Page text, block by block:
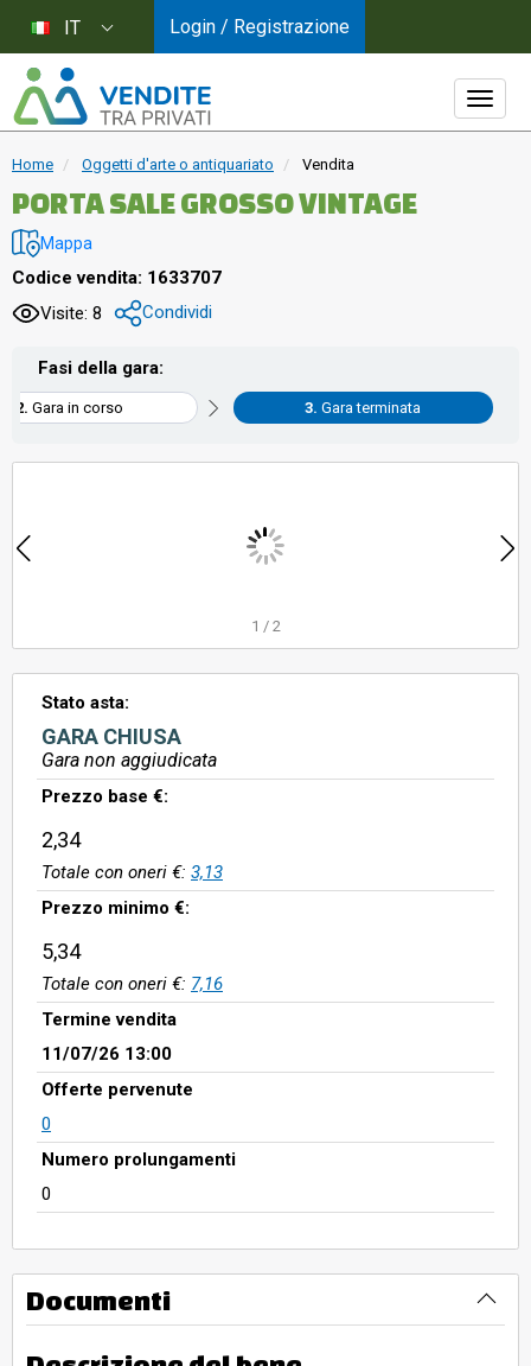
Home Oggetti d'arte o antiquariato Vendita
PORTA SALE GROSSO VINTAGE
Mappa
Codice vendita: 1633707
Visite: 8
Condividi
Fasi della gara:
Gara in corso Gara terminata
1 / 2
Stato asta:
GARA CHIUSA
Gara non aggiudicata
Prezzo base €:
2,34
Totale con oneri €: 3,13
Prezzo minimo €:
5,34
Totale con oneri €: 7,16
Termine vendita
11/07/26 13:00
Offerte pervenute
0
Numero prolungamenti
0
Documenti
IT Login / Registrazione